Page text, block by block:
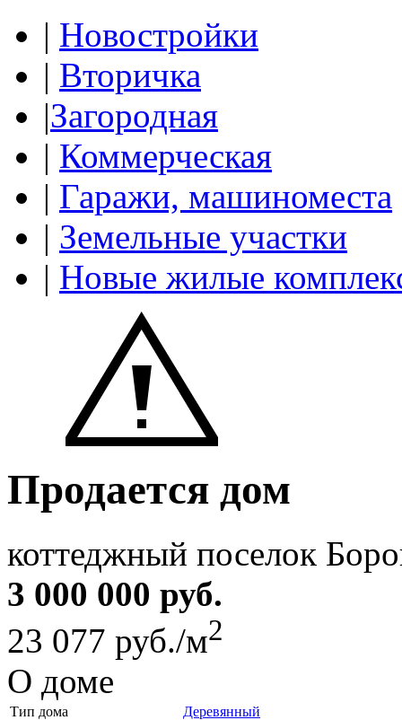
| Новостройки
| Вторичка
|Загородная
| Коммерческая
| Гаражи, машиноместа
| Земельные участки
| Новые жилые
Продается дом
коттеджный поселок
3 000 000 руб.
23 077 руб./м2
О доме
Тип дома
Деревянный